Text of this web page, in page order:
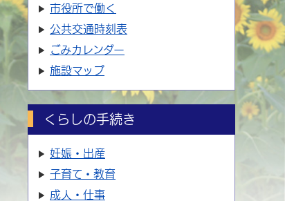
市役所で働く
公共交通時刻表
ごみカレンダー
施設マップ
くらしの手続き
妊娠・出産
子育て・教育
成人・仕事